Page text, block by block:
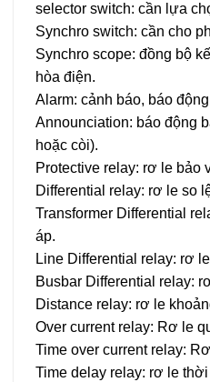
selector switch: cần lựa
Synchro switch: cần cho
Synchro scope: đồng bộ
hòa điện.
Alarm: cảnh báo, báo
Announciation: báo động
hoặc còi).
Protective relay: rơ le bảo
Differential relay: rơ le so
Transformer Differential
áp.
Line Differential relay: rơ
Busbar Differential relay:
Distance relay: rơ le
Over current relay: Rơ le
Time over current relay:
Time delay relay: rơ le